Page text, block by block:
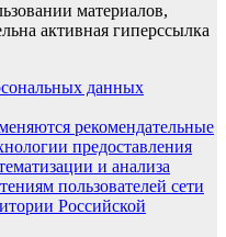
материалов,
активная гиперссылка
данных
рекомендательные
предоставления
и анализа
пользователей сети
Российской